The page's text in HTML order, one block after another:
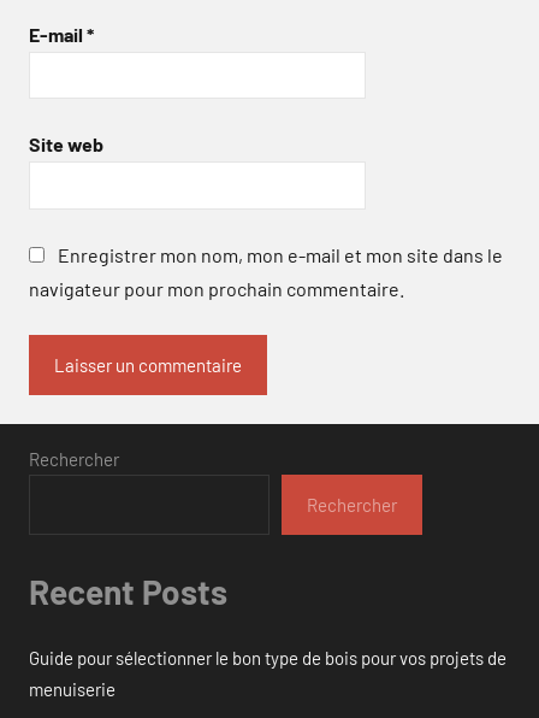
E-mail *
Site web
Enregistrer mon nom, mon e-mail et mon site dans le
navigateur pour mon prochain commentaire.
Rechercher
Rechercher
Recent Posts
Guide pour sélectionner le bon type de bois pour vos projets de
menuiserie